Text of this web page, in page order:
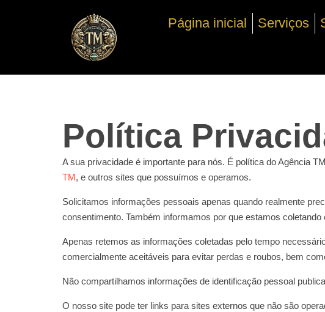
Página inicial Serviços
Política
A sua privacidade é importante para nós. É política do Agência
TM, e outros sites que possuímos e operamos.
Solicitamos informações pessoais apenas quando realmente
consentimento. Também informamos por que estamos coletando
Apenas retemos as informações coletadas pelo tempo
comercialmente aceitáveis ​​para evitar perdas e roubos, bem
Não compartilhamos informações de identificação pessoal
O nosso site pode ter links para sites externos que não são